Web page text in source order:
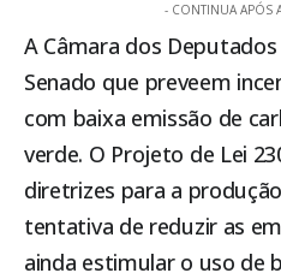
- CONTINUA APÓS
A Câmara dos
Senado que preveem
com baixa emissão de
verde. O Projeto de Lei
diretrizes para a
tentativa de reduzir as
ainda estimular o uso de